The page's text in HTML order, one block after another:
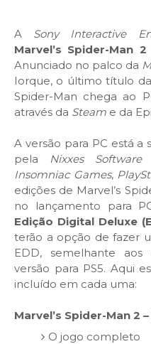
A Sony Interactive
Marvel’s Spider-Man 2
Anunciado no palco da
Iorque, o último título
Spider-Man chega ao
através da Steam e da
A versão para PC está a
pela Nixxes Software
Insomniac Games,
edições de Marvel’s
no lançamento para
Edição Digital Deluxe
terão a opção de fazer
EDD, semelhante
versão para PS5. Aqui
incluído em cada uma:
Marvel’s Spider-Man 2
O jogo completo